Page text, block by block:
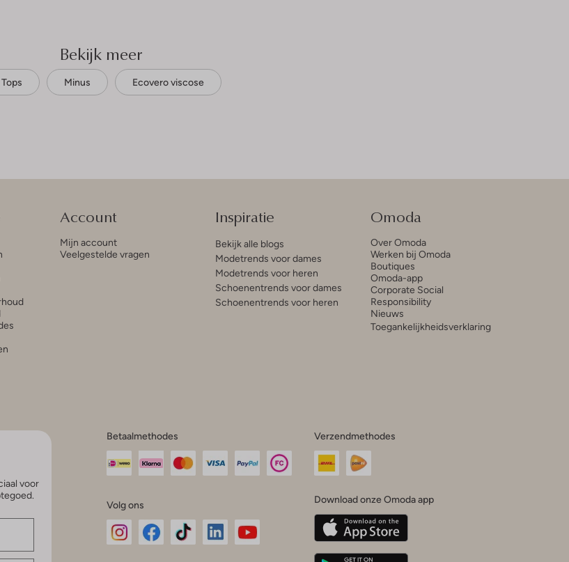
Bekijk meer
Tops Minus Ecovero viscose
Account
Mijn account
Veelgestelde vragen
Inspiratie
Bekijk alle blogs
Modetrends voor dames
Modetrends voor heren
Schoenentrends voor dames
Schoenentrends voor heren
Omoda
Over Omoda
Werken bij Omoda
Boutiques
Omoda-app
Corporate Social
Responsibility
Nieuws
Toegankelijkheidsverklaring
voor
Betaalmethodes
Volg ons
Verzendmethodes
Download onze Omoda app